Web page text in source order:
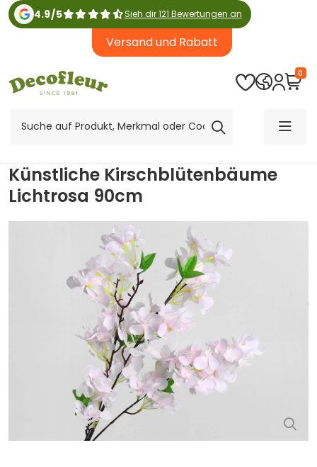
4.9/5 Sieh dir 121 Bewertungen an
Versand und Rabatt
0
Künstliche Kirschblütenbäume
Lichtrosa 90cm